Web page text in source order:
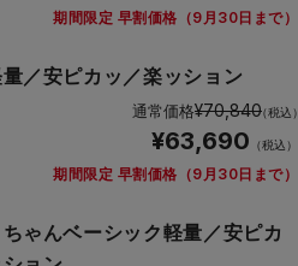
期間限定 早割価格（9月30日まで）
／安ピカッ／楽ッション
通常価格¥70,840（税込
¥63,690 （税込）
期間限定 早割価格（9月30日まで）
ゃんベーシック軽量／安ピカ